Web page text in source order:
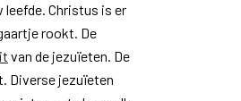
leefde. Christus is er
rookt. De
van de jezuïeten. De
Diverse jezuïeten